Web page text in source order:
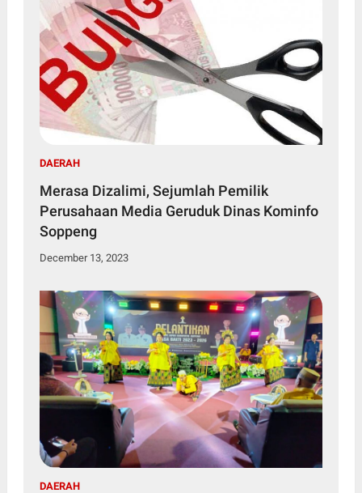
DAERAH
Merasa Dizalimi, Sejumlah Pemilik
Perusahaan Media Geruduk Dinas Kominfo
Soppeng
December 13, 2023
DAERAH